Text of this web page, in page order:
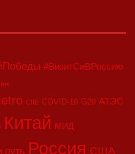
#ВизитСиВРоссию
CIIE COVID-19 G20 АТЭС
Китай МИД
путь Россия США